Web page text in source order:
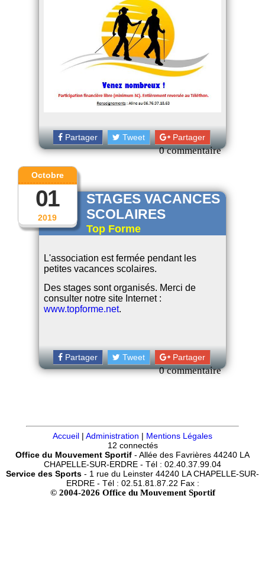
Partager Tweet Partager
0 commentaire
2019
Octobre
01
STAGES VACANCES
SCOLAIRES
Top Forme
L'association est fermée pendant les
petites vacances scolaires.
Des stages sont organisés. Merci de
consulter notre site Internet :
www.topforme.net.
Partager Tweet Partager
0 commentaire
Accueil | Administration | Mentions Légales
12 connectés
Office du Mouvement Sportif - Allée des Favrières 44240 LA
CHAPELLE-SUR-ERDRE - Tél : 02.40.37.99.04
Service des Sports - 1 rue du Leinster 44240 LA CHAPELLE-SUR-
ERDRE - Tél : 02.51.81.87.22 Fax :
© 2004-2026 Office du Mouvement Sportif